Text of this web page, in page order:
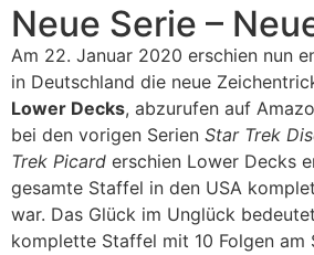
Neue Serie –
Am 22. Januar 2020 erschien nun
in Deutschland die neue
Lower Decks, abzurufen auf
bei den vorigen Serien Star Trek
Trek Picard erschien Lower Decks
gesamte Staffel in den USA
war. Das Glück im Unglück
komplette Staffel mit 10 Folgen